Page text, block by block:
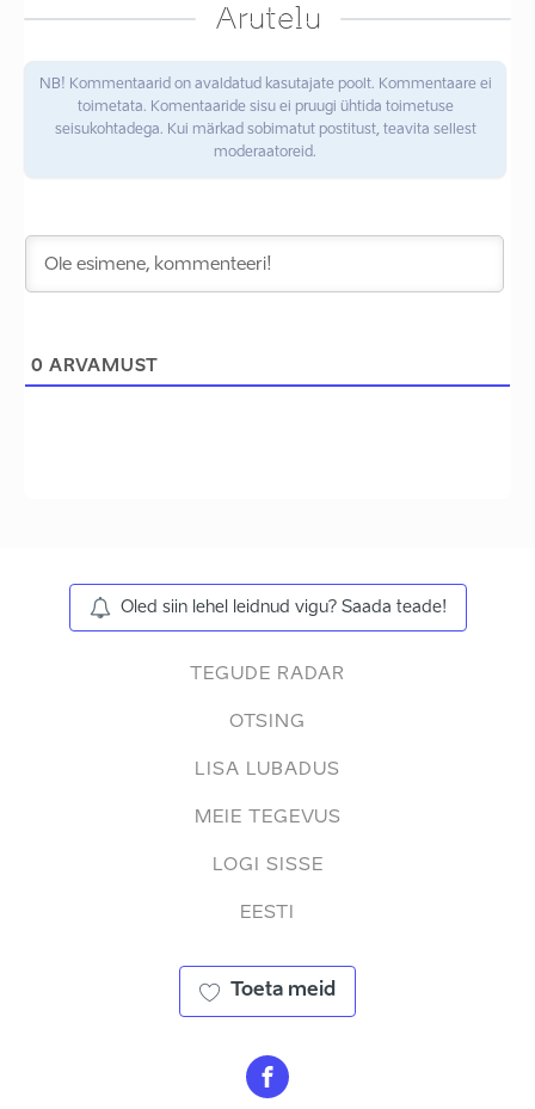
Arutelu
NB! Kommentaarid on avaldatud kasutajate poolt. Kommentaare ei
toimetata. Komentaaride sisu ei pruugi ühtida toimetuse
seisukohtadega. Kui märkad sobimatut postitust, teavita sellest
moderaatoreid.
0 ARVAMUST
Oled siin lehel leidnud vigu? Saada teade!
TEGUDE RADAR
OTSING
LISA LUBADUS
MEIE TEGEVUS
LOGI SISSE
EESTI
Toeta meid